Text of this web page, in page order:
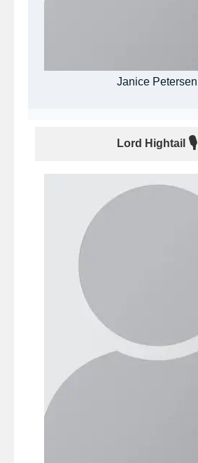
Janice Petersen
Lord Hightail 🎙